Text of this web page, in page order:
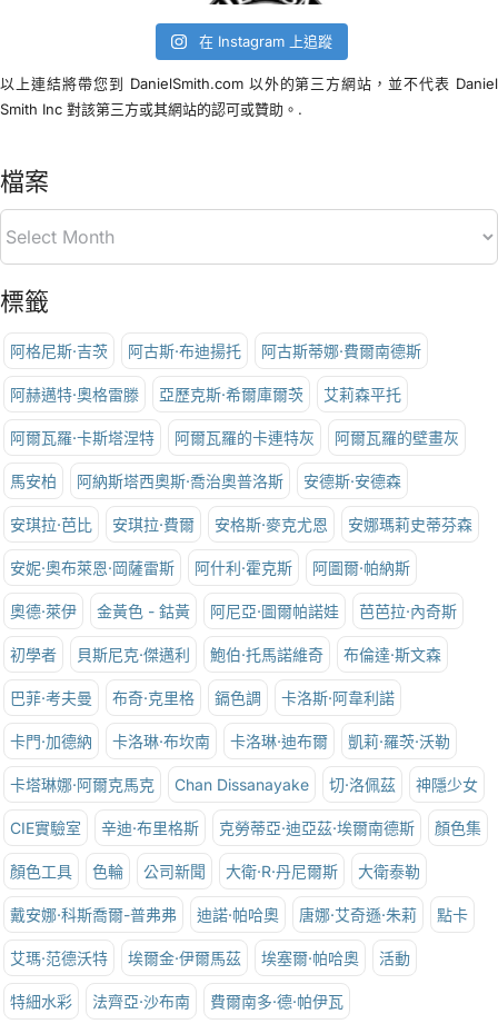
在 Instagram 上追蹤
以上連結將帶您到 DanielSmith.com 以外的第三方網站，並不代表 Daniel
Smith Inc 對該第三方或其網站的認可或贊助。.
檔案
標籤
阿格尼斯·吉茨 阿古斯·布迪揚托 阿古斯蒂娜·費爾南德斯
阿赫邁特·奧格雷滕 亞歷克斯·希爾庫爾茨 艾莉森平托
阿爾瓦羅·卡斯塔涅特 阿爾瓦羅的卡連特灰 阿爾瓦羅的壁畫灰
馬安柏 阿納斯塔西奧斯·喬治奧普洛斯 安德斯·安德森
安琪拉·芭比 安琪拉·費爾 安格斯·麥克尤恩 安娜瑪莉史蒂芬森
安妮·奧布萊恩·岡薩雷斯 阿什利·霍克斯 阿圖爾·帕納斯
奧德·萊伊 金黃色 - 鈷黃 阿尼亞·圖爾帕諾娃 芭芭拉·內奇斯
初學者 貝斯尼克·傑邁利 鮑伯·托馬諾維奇 布倫達·斯文森
巴菲·考夫曼 布奇·克里格 鎘色調 卡洛斯·阿韋利諾
卡門·加德納 卡洛琳·布坎南 卡洛琳·迪布爾 凱莉·羅茨·沃勒
卡塔琳娜·阿爾克馬克 Chan Dissanayake 切·洛佩茲 神隱少女
CIE實驗室 辛迪·布里格斯 克勞蒂亞·迪亞茲·埃爾南德斯 顏色集
顏色工具 色輪 公司新聞 大衛·R·丹尼爾斯 大衛泰勒
戴安娜·科斯喬爾-普弗弗 迪諾·帕哈奧 唐娜·艾奇遜·朱莉 點卡
艾瑪·范德沃特 埃爾金·伊爾馬茲 埃塞爾·帕哈奧 活動
特細水彩 法齊亞·沙布南 費爾南多·德·帕伊瓦